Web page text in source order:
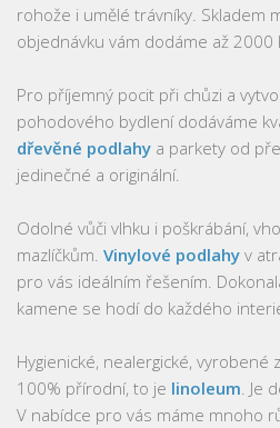
rohože i umělé trávníky. Skladem
objednávku vám dodáme až 2000
Pro příjemný pocit při chůzi a
pohodového bydlení dodáváme
dřevěné podlahy a parkety od
jedinečné a originální.
Odolné vůči vlhku i poškrábání,
mazlíčkům. Vinylové podlahy v
pro vás ideálním řešením.
kamene se hodí do každého
Hygienické, nealergické, vyrobené
100% přírodní, to je linoleum .
V nabídce pro vás máme mnoho